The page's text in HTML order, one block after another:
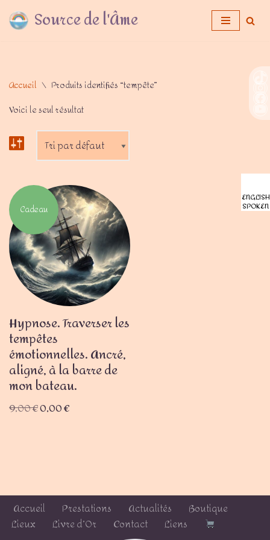
Aller Source de l'Âme
Accueil \ Produits identifiés “tempête”
Voici le seul résultat
Cadeau
Hypnose. Traverser les
tempêtes
émotionnelles. Ancré,
aligné, à la barre de
mon bateau.
9,00€0,00€
Accueil Prestations Actualités
Boutique
Lieux
Livre d’Or Contact Liens
ENGLISH
SPOKEN